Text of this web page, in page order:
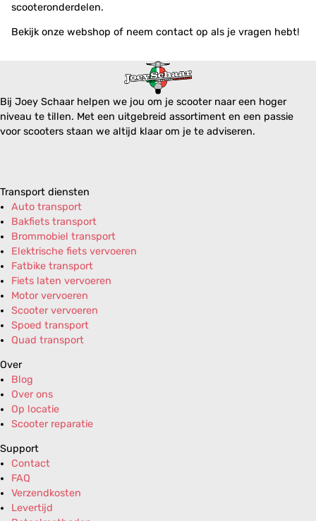
scooteronderdelen.
Bekijk onze webshop of neem contact op als je vragen hebt!
Bij Joey Schaar helpen we jou om je scooter naar een hoger
niveau te tillen. Met een uitgebreid assortiment en een passie
voor scooters staan we altijd klaar om je te adviseren.
Transport diensten
Auto transport
Bakfiets transport
Brommobiel transport
Elektrische fiets vervoeren
Fatbike transport
Fiets laten vervoeren
Motor vervoeren
Scooter vervoeren
Spoed transport
Quad transport
Over
Blog
Over ons
Op locatie
Scooter reparatie
Support
Contact
FAQ
Verzendkosten
Levertijd